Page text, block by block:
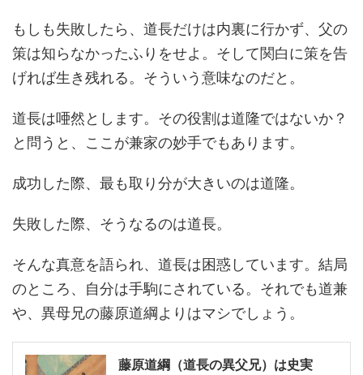
もしも失敗したら、道長だけは内裏に行かず、父の
策は知らなかったふりをせよ。そして関白に策を告
げれば生き残れる。そういう意味なのだと。
道長は唖然とします。その役割は道隆ではないか？
と問うと、ここが兼家の妙手でもあります。
成功した際、最も取り分が大きいのは道隆。
失敗した際、そうなるのは道長。
そんな真意を語られ、道長は困惑しています。結局
のところ、自分は手駒にされている。それでも道兼
や、異母兄の藤原道綱よりはマシでしょう。
藤原道綱（道長の異父兄）は史実